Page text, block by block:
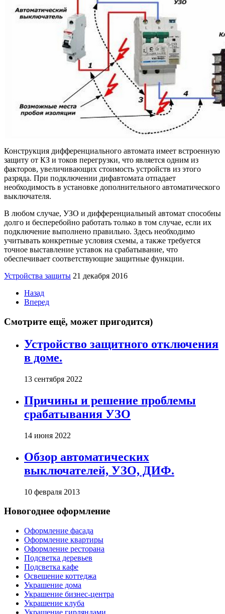
Конструкция дифференциального автомата имеет встроенную
защиту от КЗ и токов перегрузки, что является одним из
факторов, увеличивающих стоимость устройств из этого
разряда. При подключении дифавтомата отпадает
необходимость в установке дополнительного автоматического
выключателя.
В любом случае, УЗО и дифференциальный автомат способны
долго и бесперебойно работать только в том случае, если их
подключение выполнено правильно. Здесь необходимо
учитывать конкретные условия схемы, а также требуется
точное выставление уставок на срабатывание, что
обеспечивает соответствующие защитные функции.
Устройства защиты 21 декабря 2016
Назад
Вперед
Смотрите ещё, может пригодится)
Устройство защитного отключения
в доме.
13 сентября 2022
Причины и решение проблемы
срабатывания УЗО
14 июня 2022
Обзор автоматических
выключателей, УЗО, ДИФ.
10 февраля 2013
Новогоднее оформление
Оформление фасада
Оформление квартиры
Оформление ресторана
Подсветка деревьев
Подсветка кафе
Освещение коттеджа
Украшение дома
Украшение бизнес-центра
Украшение клуба
Украшение гирляндами